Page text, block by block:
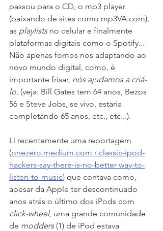
passou para o CD, o mp3 player
(baixando de sites como mp3VA.com),
as playlists no celular e finalmente
plataformas digitais como o Spotify...
Não apenas fomos nos adaptando ao
novo mundo digital, como, é
importante frisar, nós ajudamos a criá-
lo. (veja: Bill Gates tem 64 anos, Bezos
56 e Steve Jobs, se vivo, estaria
completando 65 anos, etc., etc...).
Li recentemente uma reportagem
(onezero.medium.com › classic-ipod-
hackers-say-there-is-no-better way-to-
listen-to-music) que contava como,
apesar da Apple ter descontinuado
anos atrás o último dos iPods com
click-wheel, uma grande comunidade
de modders (1) de iPod estava